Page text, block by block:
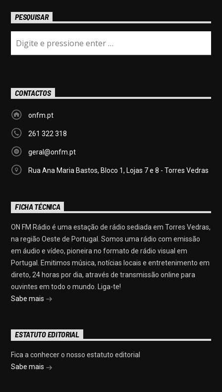
PESQUISAR
CONTACTOS
onfm.pt
261 322 318
geral@onfm.pt
Rua Ana Maria Bastos, Bloco 1, Lojas 7 e 8 - Torres Vedras
FICHA TÉCNICA
ON FM Rádio é uma estação de rádio sediada em Torres Vedras,
na região Oeste de Portugal. Somos uma rádio com emissão
em áudio e vídeo, pioneira no formato de rádio visual em
Portugal. Emitimos música, notícias locais e entretenimento em
direto, 24 horas por dia, através de transmissão online para
ouvintes em todo o mundo. Liga-te!
Sabe mais
ESTATUTO EDITORIAL
Fica a conhecer o nosso estatuto editorial
Sabe mais